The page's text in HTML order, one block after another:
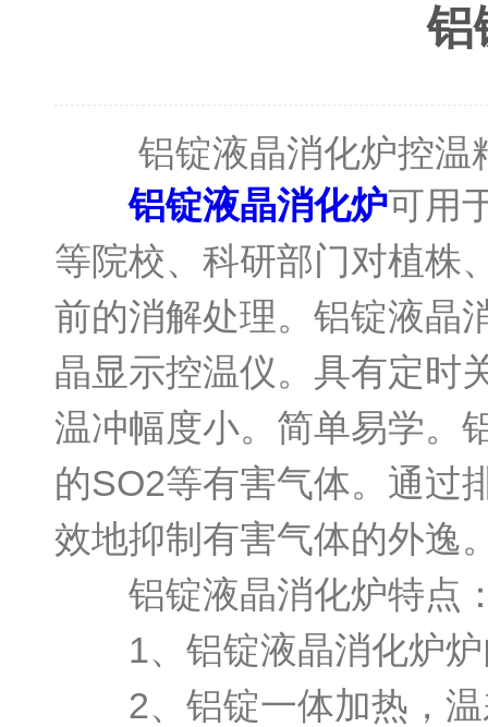
铝
铝锭液晶消化炉控温
铝锭液晶消化炉可用
等院校、科研部门对植株
前的消解处理。铝锭液晶
晶显示控温仪。具有定时
温冲幅度小。简单易学。
的SO2等有害气体。通过
效地抑制有害气体的外逸
铝锭液晶消化炉特点
1、铝锭液晶消化炉炉
2、铝锭一体加热，温